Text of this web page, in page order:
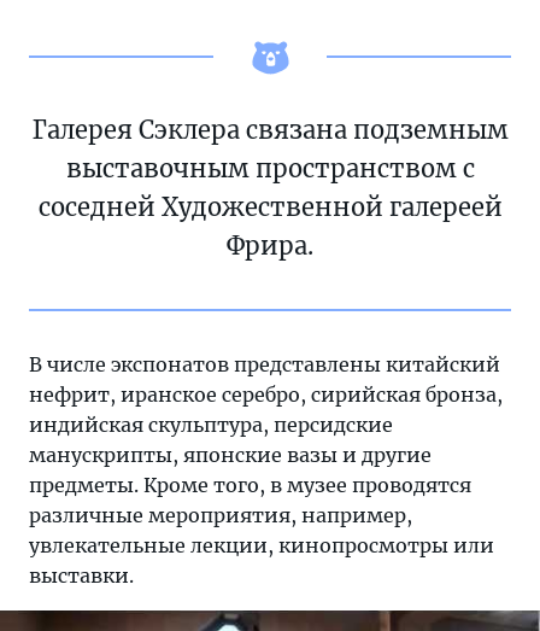
Галерея Сэклера связана подземным
выставочным пространством с
соседней Художественной галереей
Фрира.
В числе экспонатов представлены китайский
нефрит, иранское серебро, сирийская бронза,
индийская скульптура, персидские
манускрипты, японские вазы и другие
предметы. Кроме того, в музее проводятся
различные мероприятия, например,
увлекательные лекции, кинопросмотры или
выставки.